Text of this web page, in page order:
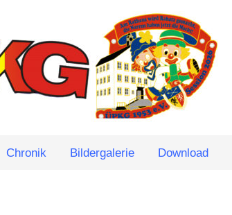
Chronik Bildergalerie Download